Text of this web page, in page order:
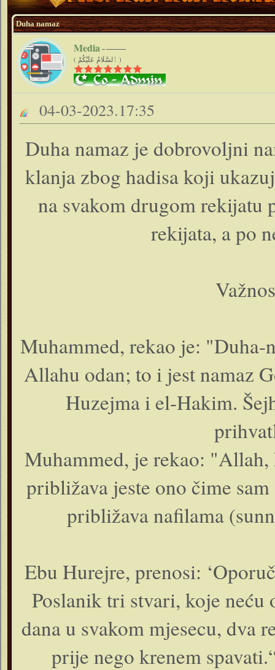
Duha namaz
Media
( ٱلسَّلَامُ عَلَيْكُمْ )
04-03-2023.17:35
Duha namaz je dobrovoljni
klanja zbog hadisa koji
na svakom drugom rekijatu
rekijata, a po
Muhammed, rekao je: "Duha-
Allahu odan; to i jest namaz
Huzejma i el-Hakim.
Muhammed, je rekao:
približava jeste ono čime
približava nafilama
Ebu Hurejre, prenosi:
Poslanik tri stvari, koje
dana u svakom mjesecu, dva
prije nego krenem